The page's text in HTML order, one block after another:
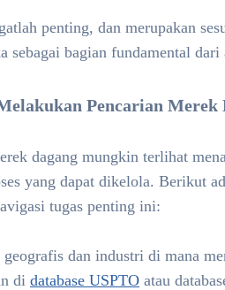
penting, dan merupakan
sebagai bagian fundamental
Pencarian Merek
dagang mungkin terlihat
yang dapat dikelola. Berikut
tugas penting ini:
geografis dan industri di mana
di database USPTO atau